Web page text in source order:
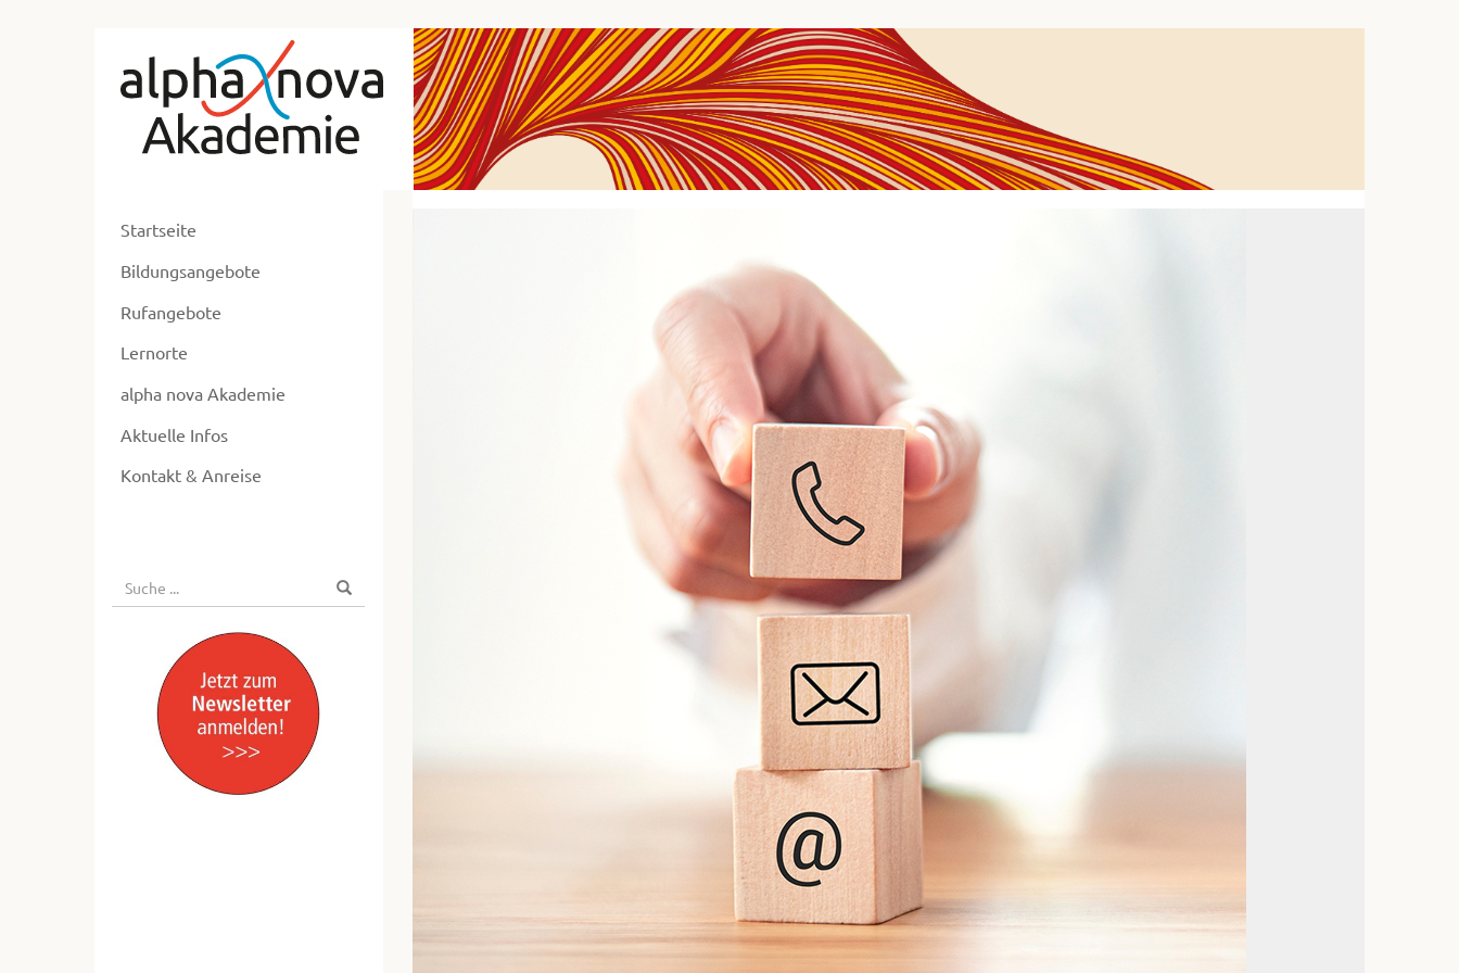
Alpha
Nova
Akademie
Neues
entdecken,
Startseite
Bildungsangebote
Rufangebote
Lernorte
alpha nova Akademie
Aktuelle Infos
Kontakt & Anreise
Suche
nach:
Suchen